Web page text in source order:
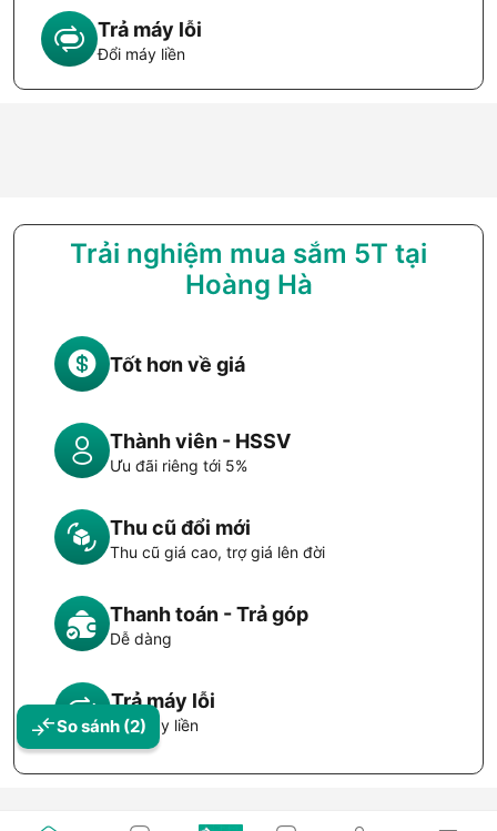
So sánh (2)
Trả máy lỗi
Đổi máy liền
Trải nghiệm mua sắm 5T tại
Hoàng Hà
Tốt hơn về giá
Thành viên - HSSV
Ưu đãi riêng tới 5%
Thu cũ đổi mới
Thu cũ giá cao, trợ giá lên đời
Thanh toán - Trả góp
Dễ dàng
Trả máy lỗi
Đổi máy liền